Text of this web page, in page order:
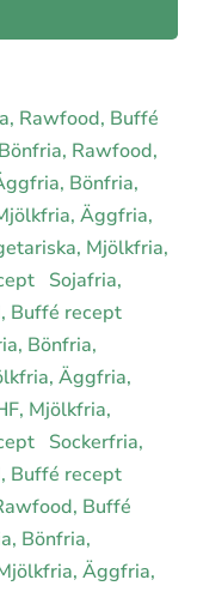
Rawfood, Buffé
Rawfood,
Bönfria,
Äggfria,
Mjölkfria,
Sojafria,
Buffé recept
Bönfria,
Äggfria,
Mjölkfria,
Sockerfria,
Buffé recept
Buffé
Bönfria,
Äggfria,